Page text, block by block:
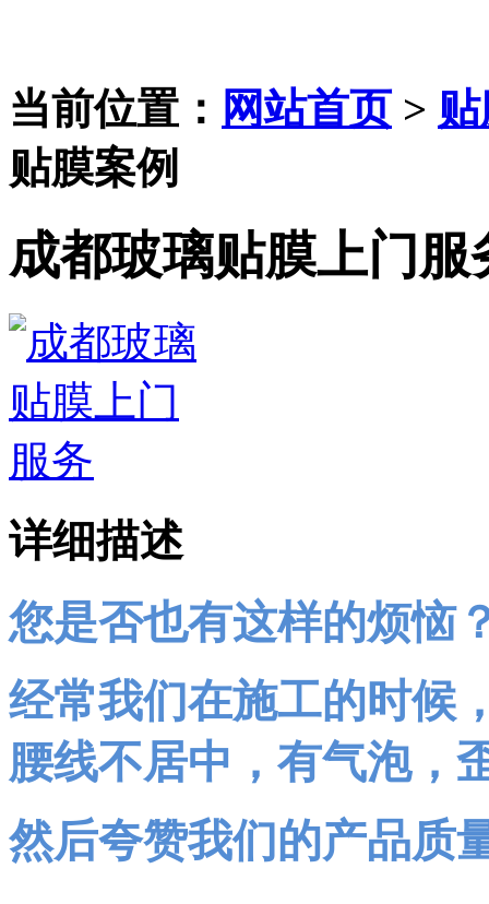
当前位置： 网站首页 >
贴膜案例
成都玻璃贴膜上门服
详细描述
您是否也有这样的烦恼
经常我们在施工的时候
腰线不居中，有气泡
然后夸赞我们的产品质